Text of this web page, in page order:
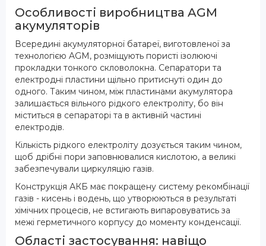
Особливості виробництва AGM
акумуляторів
Всередині акумуляторної батареї, виготовленої за
технологією AGM, розміщують пористі ізолюючі
прокладки тонкого скловолокна. Сепаратори та
електродні пластини щільно притиснуті один до
одного. Таким чином, між пластинами акумулятора
залишається вільного рідкого електроліту, бо він
міститься в сепараторі та в активній частині
електродів.
Кількість рідкого електроліту дозується таким чином,
щоб дрібні пори заповнювалися кислотою, а великі
забезпечували циркуляцію газів.
Конструкція АКБ має покращену систему рекомбінації
газів - кисень і водень, що утворюються в результаті
хімічних процесів, не встигають випаровуватись за
межі герметичного корпусу до моменту конденсації.
Області застосування: навіщо